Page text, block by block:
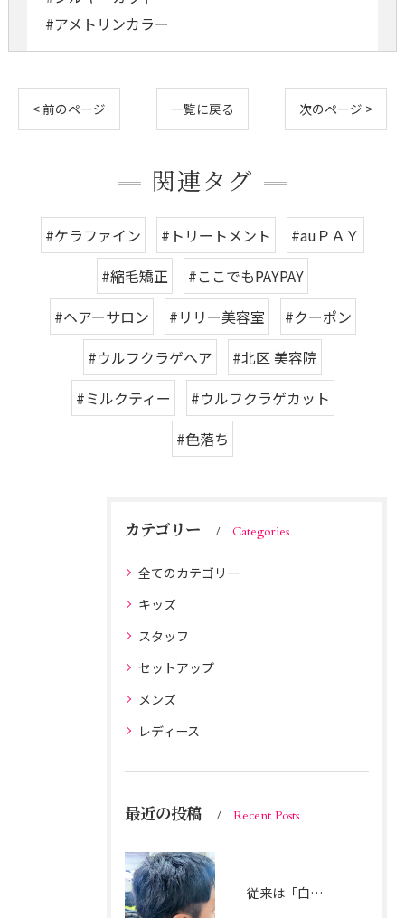
#アメトリンカラー
< 前のページ 一覧に戻る 次のページ >
関連タグ
#ケラファイン #トリートメント
#auＰＡＹ
#縮毛矯正
#ここでもPAYPAY
#ヘアーサロン
#リリー美容室
#クーポン
#ウルフクラゲヘア
#北区 美容院
#ミルクティー
#​ウルフクラゲカット
#色落ち
カテゴリー Categories
全てのカテゴリー
キッズ
スタッフ
セットアップ
メンズ
レディース
最近の投稿 Recent Posts
従来は「白髪染め」で真っ黒に隠すのが一般的でしたが、